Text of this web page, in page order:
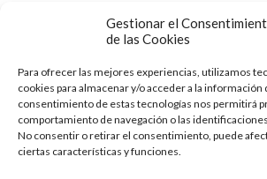
Gestionar el
de las Cookies
Para ofrecer las mejores experiencias, utilizamos
cookies para almacenar y/o acceder a la información
consentimiento de estas tecnologías nos permitirá
comportamiento de navegación o las
No consentir o retirar el consentimiento, puede
ciertas características y funciones.
Comentario en Grandes heladas: el
congelado en 1971 por Tere
Comentario en Día Internacional de la
conoce a nueve ilustres vallisoletanas
Quesecelebrahoy